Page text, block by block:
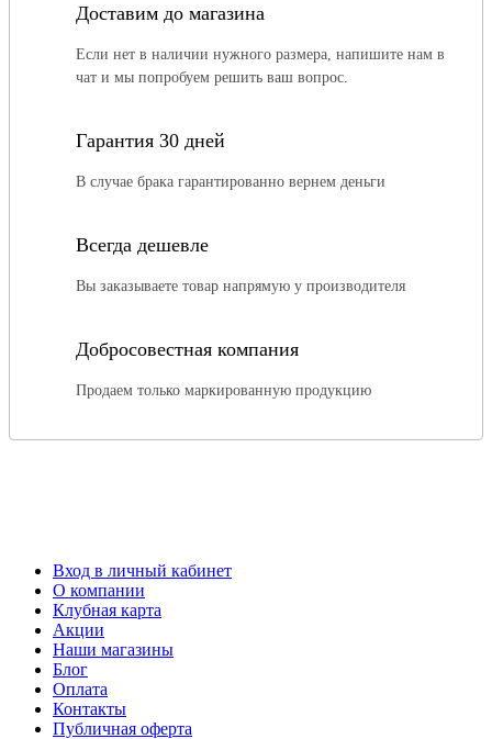
Доставим до магазина
Если нет в наличии нужного размера, напишите нам в
чат и мы попробуем решить ваш вопрос.
Гарантия 30 дней
В случае брака гарантированно вернем деньги
Всегда дешевле
Вы заказываете товар напрямую у производителя
Добросовестная компания
Продаем только маркированную продукцию
Вход в личный кабинет
О компании
Клубная карта
Акции
Наши магазины
Блог
Оплата
Контакты
Публичная оферта